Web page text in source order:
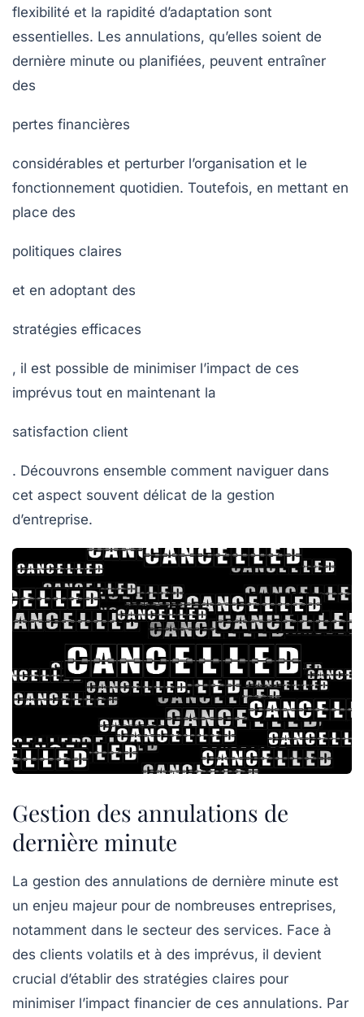
flexibilité et la rapidité d’adaptation sont
essentielles. Les annulations, qu’elles soient de
dernière minute ou planifiées, peuvent entraîner
des
pertes financières
considérables et perturber l’organisation et le
fonctionnement quotidien. Toutefois, en mettant en
place des
politiques claires
et en adoptant des
stratégies efficaces
, il est possible de minimiser l’impact de ces
imprévus tout en maintenant la
satisfaction client
. Découvrons ensemble comment naviguer dans
cet aspect souvent délicat de la gestion
d’entreprise.
Gestion des annulations de
dernière minute
La gestion des annulations de dernière minute est
un enjeu majeur pour de nombreuses entreprises,
notamment dans le secteur des services. Face à
des clients volatils et à des imprévus, il devient
crucial d’établir des stratégies claires pour
minimiser l’impact financier de ces annulations. Par